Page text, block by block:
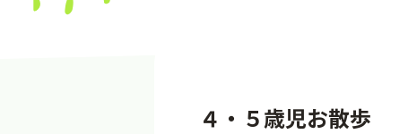
４・５歳児お散歩